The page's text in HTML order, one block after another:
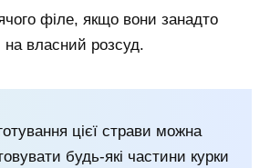
філе, якщо вони занадто
на власний розсуд.
цієї страви можна
будь-які частини курки